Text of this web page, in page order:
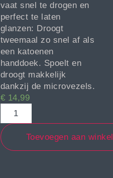
vaat snel te drogen en
perfect te laten
glanzen: Droogt
tweemaal zo snel af als
een katoenen
handdoek. Spoelt en
droogt makkelijk
dankzij de microvezels.
€ 14,99
Toevoegen aan